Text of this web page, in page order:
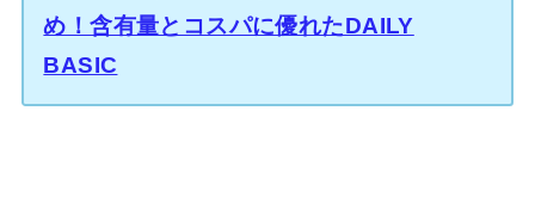
め！含有量とコスパに優れたDAILY
BASIC